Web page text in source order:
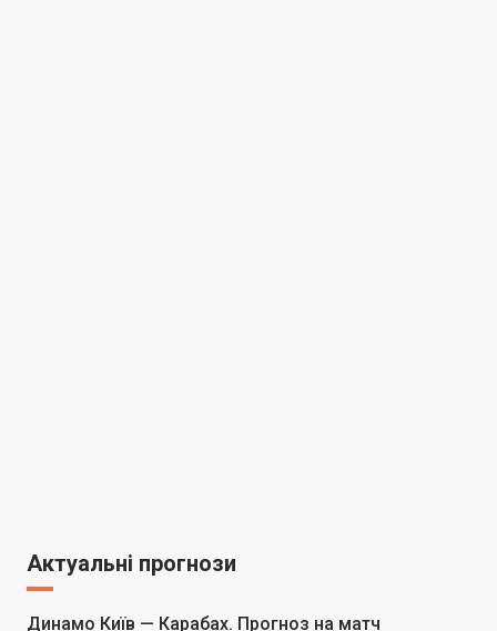
Актуальні прогнози
Динамо Київ — Карабах. Прогноз на матч